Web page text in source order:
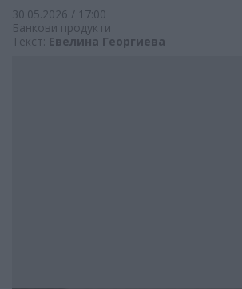
30.05.2026 / 17:00
Банкови продукти
Текст: Евелина Георгиева